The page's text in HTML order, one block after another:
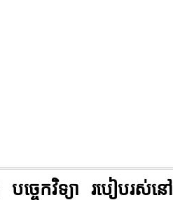
បច្ចេកវិទ្យា របៀបរស់នៅ